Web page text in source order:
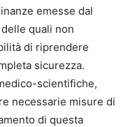
emesse dal
quali non
di riprendere
sicurezza.
scientifiche,
necessarie misure di
di questa